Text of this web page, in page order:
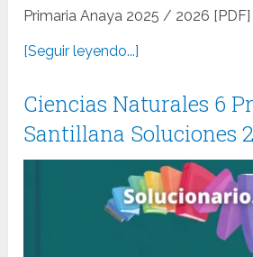
Primaria Anaya 2025 / 2026 [PDF]
[Seguir leyendo...]
Ciencias Naturales 6
Santillana Soluciones